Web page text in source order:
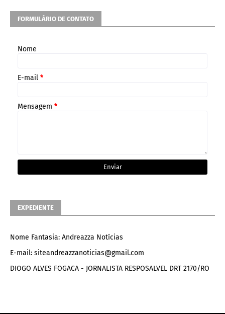
FORMULÁRIO DE CONTATO
Nome
E-mail *
Mensagem *
EXPEDIENTE
Nome Fantasia: Andreazza Notícias
E-mail: siteandreazzanoticias@gmail.com
DIOGO ALVES FOGACA - JORNALISTA RESPOSALVEL DRT 2170/RO